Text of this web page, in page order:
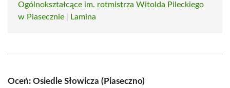
Ogólnokształcące im. rotmistrza Witolda Pileckiego
w Piasecznie
Lamina
Oceń: Osiedle Słowicza (Piaseczno)